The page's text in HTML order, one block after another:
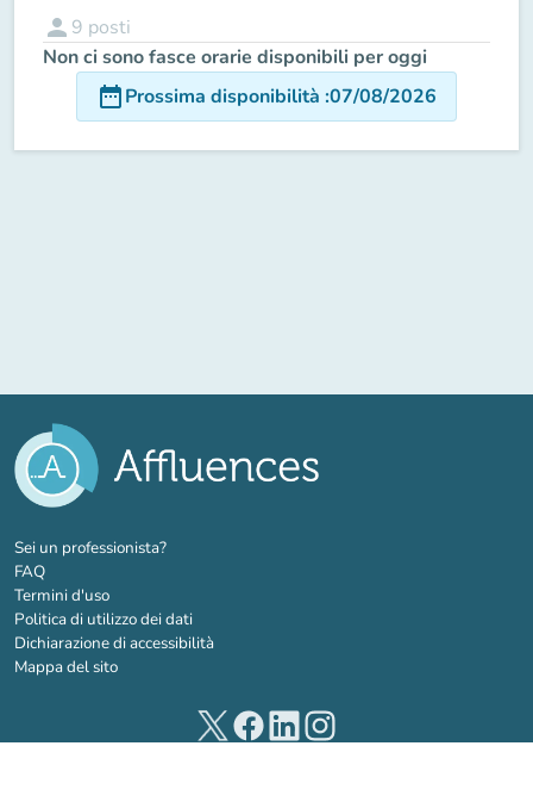
person 9 posti
Non ci sono fasce orarie disponibili per oggi
date_rangeProssima disponibilità :07/08/2026
Sei un professionista?(nuova scheda)
FAQ
Termini d'uso
Politica di utilizzo dei dati
Dichiarazione di accessibilità
Mappa del sito
(nuova scheda)
(nuova scheda)
(nuova scheda)